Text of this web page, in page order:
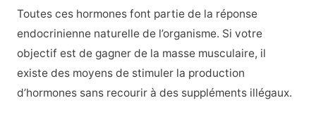
Toutes ces hormones font partie de la réponse
endocrinienne naturelle de l’organisme. Si votre
objectif est de gagner de la masse musculaire, il
existe des moyens de stimuler la production
d’hormones sans recourir à des suppléments illégaux.